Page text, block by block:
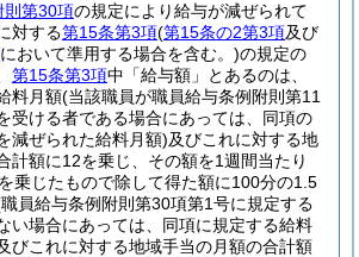
則第30項の規定により給与が減ぜられて
対する第15条第3項(第15条の2第3項及び
において準用する場合を含む。)の規定の
第15条第3項中「給与額」とあるのは、
料月額(当該職員が職員給与条例附則第11
受ける者である場合にあっては、同項の
減ぜられた給料月額)及びこれに対する地
計額に12を乗じ、その額を1週間当たり
乗じたもので除して得た額に100分の1.5
員給与条例附則第30項第1号に規定する
い場合にあっては、同項に規定する給料
びこれに対する地域手当の月額の合計額